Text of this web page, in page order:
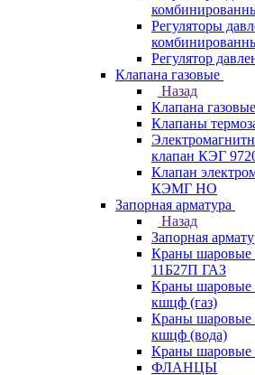
Регуляторы
Регулятор
Клапана газовые
Назад
Клапана газовые
Клапаны
клапан КЭГ
Клапан
КЭМГ НО
Запорная арматура
Назад
Запорная
Краны шаровые
11Б27П ГАЗ
Краны шаровые
кшцф (газ)
Краны шаровые
кшцф (вода)
Краны шаровые
ФЛАНЦЫ